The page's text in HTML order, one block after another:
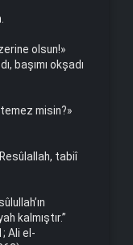
olsun!»
başımı okşadı
misin?»
tabiî
kalmıştır.”
Ali el-